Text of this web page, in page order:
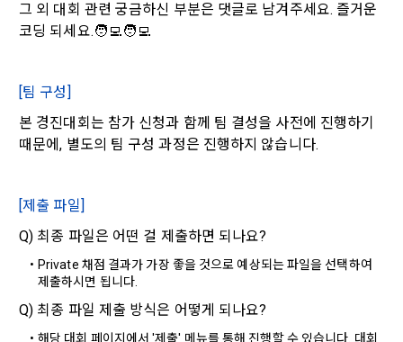
트를 통해 개인이 등록한 자료를 DB화하여 각각의 목적에 맞게
분류, 가공, 집계하여 정보를 제공하는 서비스를 포함한다.
4. “인재회원”이라 함은 “데이콘 인재풀 서비스”를 이용하기 위
하여 본인의 개인정보와 프로젝트, 코드 등을 공유한 자로서, 채
용 의뢰 “기업회원”에게 개인정보, 프로젝트, 코드 등을 제공하
용 의뢰 서비스 등을 이용하기 위해 “회사”와 일정 계약을 한 개
인 또는 법인을 말한다.
6. “해커톤”이라 함은 “회사”가 “사이트”에 출제한 문제에 “개인
회원”이 AI 코드를 제출하고, “회사”는 이를 평가하여 우수작을
7. “대회"라 함은 “기업회원”이 인력을 채용하거나 또는 솔루션
드립니다. 또한, 법정대리인(부모 등)이 만14세 미만 아동의 개
인정보 보호를 위해 어떤 권리를 행사할 수 있는지도 함께 안내
이미 발생한 피해를 복구하기 위해 누구에게 연락하여 어떤 도
움을 받을 수 있는지 알려 드립니다.
그 무엇보다도, 개인정보와 관련하여 데이콘과 이용자 간의 권
보장하는 수단이 됩니다.
2. 개인정보의 수집 및 이용목적
개인정보보호법 제22조 제5항에 의해 선택정보 사항에 대해서
는 동의 거부 하시더라도 서비스 이용에 제한되지 않습니다.
3. 서비스 정보 수신 동의 철회
의(선택)’에서 철회를 요청할 수 있습니다.
또한 향후 마케팅 활용에 새롭게 동의하고자 하는 경우에는 ‘홈>
동의(선택)’에서 동의하실 수 있습니다.
그 외 대회 관련 궁금하신 부분은 댓글로 남겨주세요. 즐거운
코딩 되세요.🧑‍💻🧑‍💻
[팀 구성]
본 경진대회는 참가 신청과 함께 팀 결성을 사전에 진행하기
때문에, 별도의 팀 구성 과정은 진행하지 않습니다.
[제출 파일]
Q) 최종 파일은 어떤 걸 제출하면 되나요?
Private 채점 결과가 가장 좋을 것으로 예상되는 파일을 선택하여
제출하시면 됩니다.
Q) 최종 파일 제출 방식은 어떻게 되나요?
해당 대회 페이지에서 '제출' 메뉴를 통해 진행할 수 있습니다. 대회